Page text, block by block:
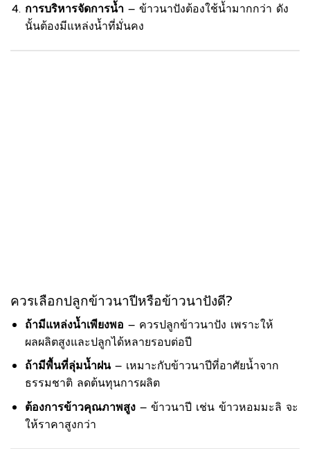
การบริหารจัดการน้ำ– ข้าวนาปังต้องใช้น้ำมากกว่า ดัง
นั้นต้องมีแหล่งน้ำที่มั่นคง
ควรเลือกปลูกข้าวนาปีหรือข้าวนาปังดี?
ถ้ามีแหล่งน้ำเพียงพอ – ควรปลูกข้าวนาปัง เพราะให้
ผลผลิตสูงและปลูกได้หลายรอบต่อปี
ถ้ามีพื้นที่ลุ่มน้ำฝน– เหมาะกับข้าวนาปีที่อาศัยน้ำจาก
ธรรมชาติ ลดต้นทุนการผลิต
ต้องการข้าวคุณภาพสูง– ข้าวนาปี เช่น ข้าวหอมมะลิ จะ
ให้ราคาสูงกว่า